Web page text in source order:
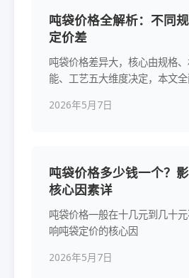
吨袋价格全解析：不同
定价差
吨袋价格差异大，核心由规格
能、工艺五大维度决定，本文
2026年5月7日
吨袋价格多少钱一个？
核心因素详
吨袋价格一般在十几元到几十
响吨袋定价的核心因
2026年5月7日